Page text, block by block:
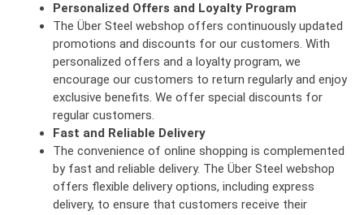
Personalized Offers and Loyalty Program
The Über Steel webshop offers continuously updated
promotions and discounts for our customers. With
personalized offers and a loyalty program, we
encourage our customers to return regularly and enjoy
exclusive benefits. We offer special discounts for
regular customers.
Fast and Reliable Delivery
The convenience of online shopping is complemented
by fast and reliable delivery. The Über Steel webshop
offers flexible delivery options, including express
delivery, to ensure that customers receive their